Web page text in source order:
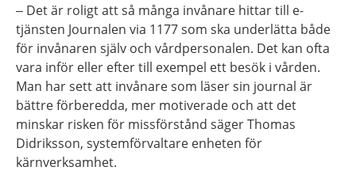
– Det är roligt att så många invånare hittar till e-
tjänsten Journalen via 1177 som ska underlätta både
för invånaren själv och vårdpersonalen. Det kan ofta
vara inför eller efter till exempel ett besök i vården.
Man har sett att invånare som läser sin journal är
bättre förberedda, mer motiverade och att det
minskar risken för missförstånd säger Thomas
Didriksson, systemförvaltare enheten för
kärnverksamhet.